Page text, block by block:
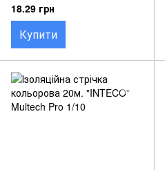
18.29 грн
Купити